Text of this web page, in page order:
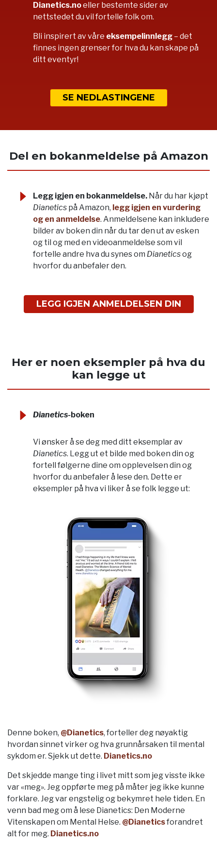
Dianetics.noeller bestemte sider av
nettstedet du vil fortelle folk om.
Bli inspirert av våre eksempelinnlegg – det
finnes ingen grenser for hva du kan skape på
ditt eventyr!
SE NEDLASTINGENE
Del en bokanmeldelse på Amazon
Legg igjen en bokanmeldelse. Når du har kjøpt
Dianetics på Amazon, legg igjen en vurdering
og en anmeldelse. Anmeldelsene kan inkludere
bilder av boken din når du tar den ut av esken
og til og med en videoanmeldelse som vil
fortelle andre hva du synes om Dianeticsog
hvorfor du anbefaler den.
LEGG IGJEN ANMELDELSEN DIN
Her er noen eksempler på hva du
kan legge ut
Dianetics-boken
Vi ønsker å se deg med ditt eksemplar av
Dianetics. Legg ut et bilde med boken din og
fortell følgerne dine om opplevelsen din og
hvorfor du anbefaler å lese den. Dette er
eksempler på hva vi liker å se folk legge ut:
Denne boken, @Dianetics, forteller deg nøyaktig
hvordan sinnet virker og hva grunnårsaken til mental
sykdom er. Sjekk ut dette. Dianetics.no
Det skjedde mange ting i livet mitt som jeg visste ikke
var «meg». Jeg oppførte meg på måter jeg ikke kunne
forklare. Jeg var engstelig og bekymret hele tiden. En
venn bad meg om å lese Dianetics: Den Moderne
Vitenskapen om Mental Helse. @Dianeticsforandret
alt for meg. Dianetics.no